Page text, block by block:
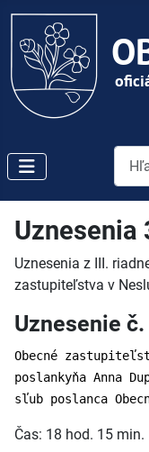
Uznesenia
Uznesenia z III.
zastupiteľstva v
Uznesenie
Obecné
poslankyňa Anna
sľub poslanca
Čas: 18 hod. 15 min.